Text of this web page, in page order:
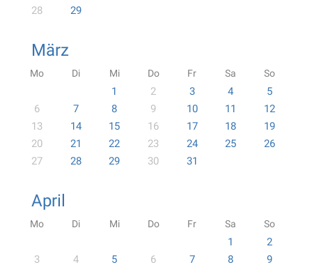
28
29
März
Mo Di Mi Do Fr Sa So
1 2 3 4
5
6
7 8 9 10 11
12
13
14 15 16 17 18
19
20
21 22 23 24 25
26
27
28 29 30 31
April
Mo Di Mi Do Fr Sa So
1
2
3
4 5 6 7 8
9